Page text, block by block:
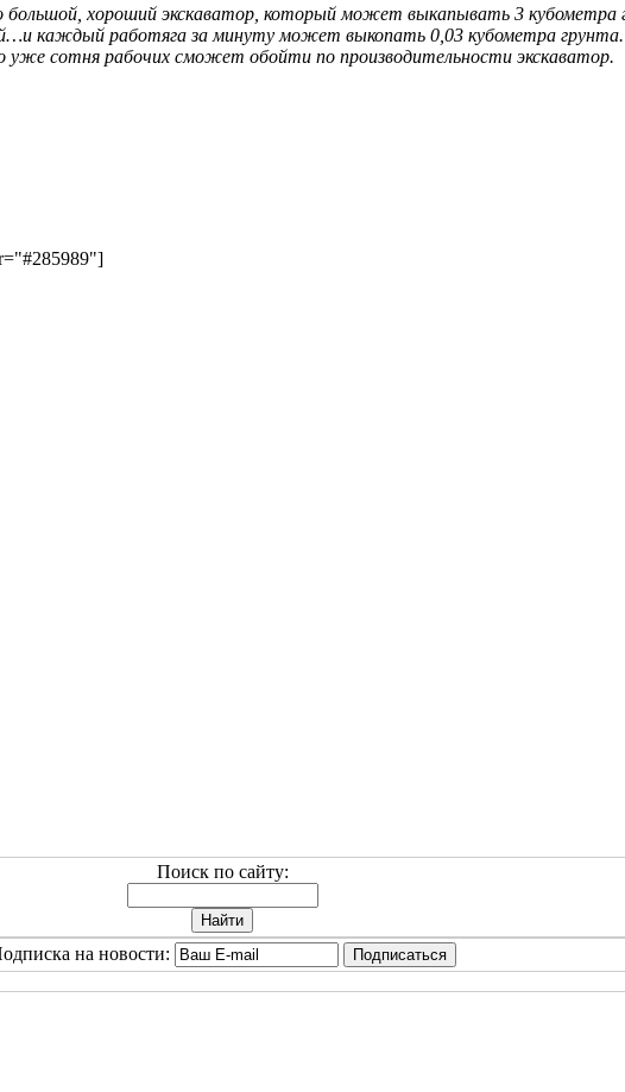
хороший экскаватор, который может выкапывать 3 кубометра
каждый работяга за минуту может выкопать 0,03 кубометра
сотня рабочих сможет обойти по производительности экскаватор.
Поиск по сайту:
на новости: